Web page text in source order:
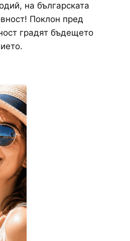
на българската
Поклон пред
градят бъдещето